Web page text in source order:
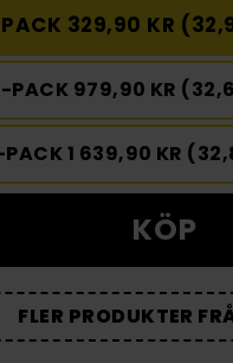
329,90 KR
PACK 979,90 KR
1 639,90 KR
KÖP
FLER PRODUKTER